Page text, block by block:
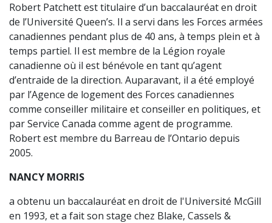
Robert Patchett est titulaire d’un baccalauréat en droit
de l’Université Queen’s. Il a servi dans les Forces armées
canadiennes pendant plus de 40 ans, à temps plein et à
temps partiel. Il est membre de la Légion royale
canadienne où il est bénévole en tant qu’agent
d’entraide de la direction. Auparavant, il a été employé
par l’Agence de logement des Forces canadiennes
comme conseiller militaire et conseiller en politiques, et
par Service Canada comme agent de programme.
Robert est membre du Barreau de l’Ontario depuis
2005.
NANCY MORRIS
a obtenu un baccalauréat en droit de l'Université McGill
en 1993, et a fait son stage chez Blake, Cassels &